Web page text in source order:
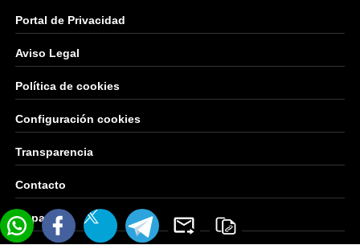
Portal de Privacidad
Aviso Legal
Política de cookies
Configuración cookies
Transparencia
Contacto
Mapa Web